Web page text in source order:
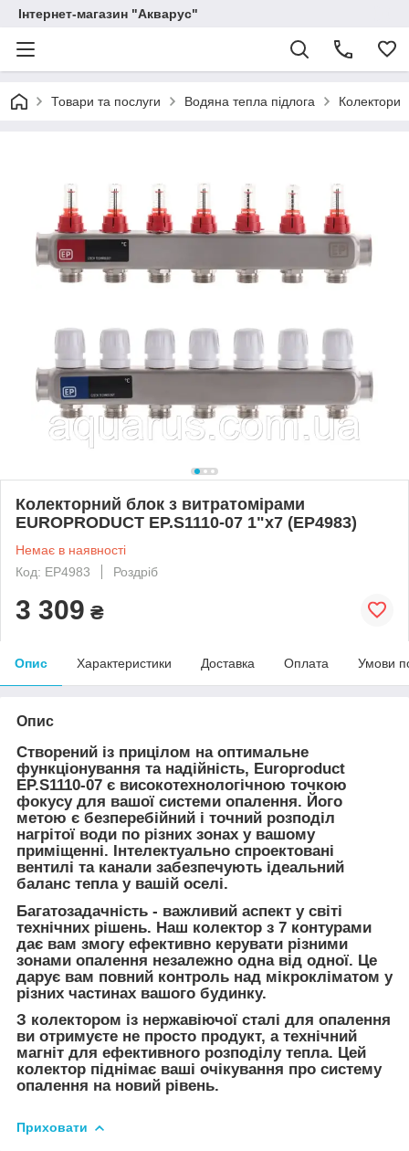
Інтернет-магазин "Акварус"
Товари та послуги Водяна тепла підлога Колектори
Колекторний блок з витратомірами
EUROPRODUCT EP.S1110-07 1"x7 (EP4983)
Немає в наявності
Код: EP4983
Роздріб
3 309 ₴
Опис Характеристики Доставка Оплата Умови
Опис
Створений із прицілом на оптимальне
функціонування та надійність, Europroduct
EP.S1110-07 є високотехнологічною точкою
фокусу для вашої системи опалення. Його
метою є безперебійний і точний розподіл
нагрітої води по різних зонах у вашому
приміщенні. Інтелектуально спроектовані
вентилі та канали забезпечують ідеальний
баланс тепла у вашій оселі.
Багатозадачність - важливий аспект у світі
технічних рішень. Наш колектор з 7 контурами
дає вам змогу ефективно керувати різними
зонами опалення незалежно одна від одної. Це
дарує вам повний контроль над мікрокліматом у
різних частинах вашого будинку.
З колектором із нержавіючої сталі для опалення
ви отримуєте не просто продукт, а технічний
магніт для ефективного розподілу тепла. Цей
колектор піднімає ваші очікування про систему
опалення на новий рівень.
Приховати